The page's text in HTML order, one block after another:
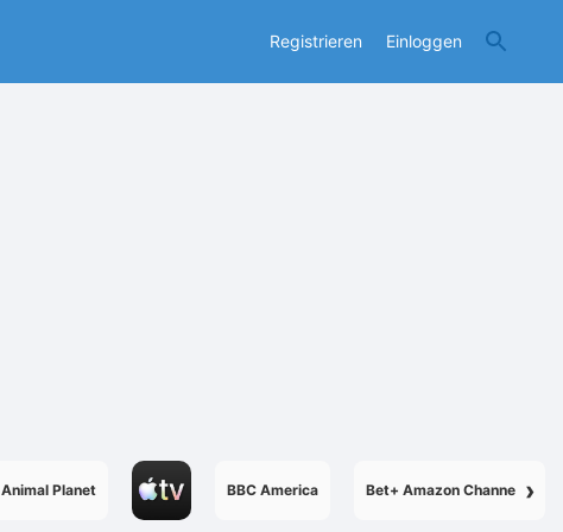
Registrieren Einloggen
›
Animal Planet BBC America Bet+ Amazon Channel